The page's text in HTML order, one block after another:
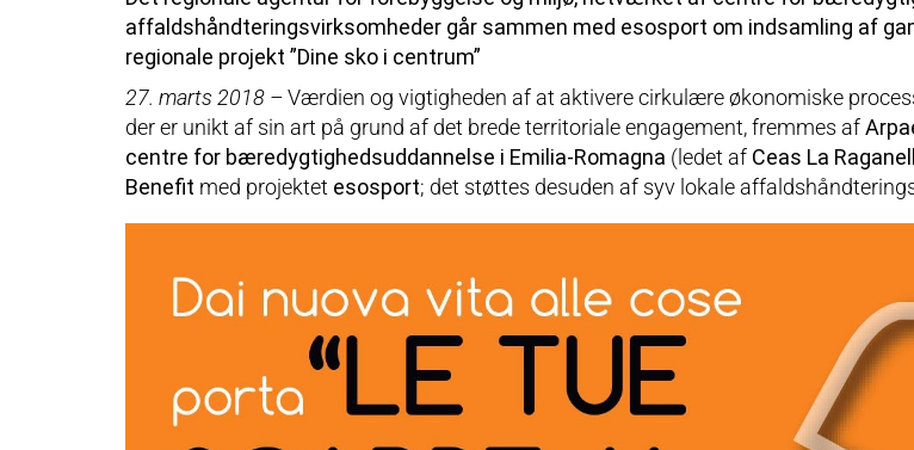
affaldshåndteringsvirksomheder går sammen med esosport om indsamling af
regionale projekt ”Dine sko i centrum”
27. marts 2018 –Værdien og vigtigheden af at aktivere cirkulære økonomiske
der er unikt af sin art på grund af det brede territoriale engagement, fremmes af
centre for bæredygtighedsuddannelse i Emilia-Romagna (ledet af Ceas La
Benefit med projektet esosport; det støttes desuden af syv lokale